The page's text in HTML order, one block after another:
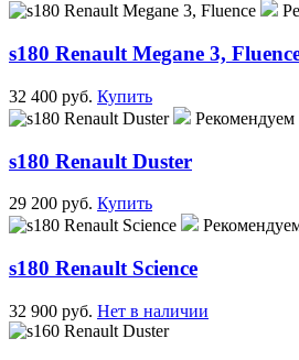
s180 Renault Megane 3,
32 400 руб. Купить
Рекомендуем
s180 Renault Duster
29 200 руб. Купить
s180 Renault Science
32 900 руб. Нет в наличии